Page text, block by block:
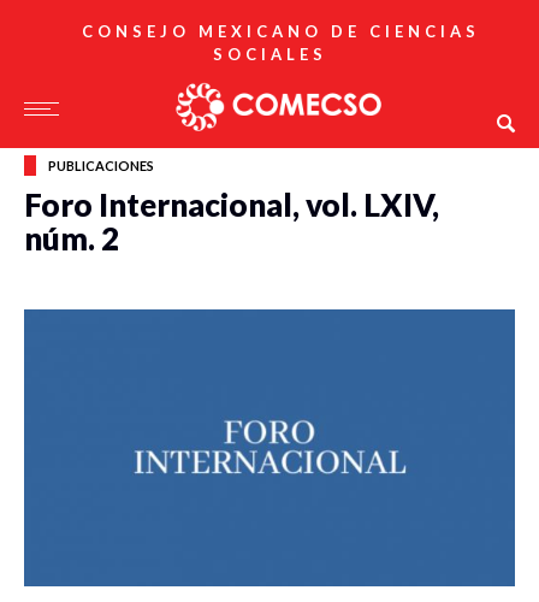
CONSEJO MEXICANO DE CIENCIAS
SOCIALES
PUBLICACIONES
Foro Internacional, vol. LXIV,
núm. 2